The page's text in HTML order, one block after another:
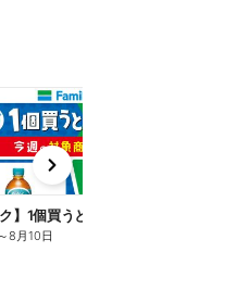
ク】1個買うと1個もらえる/麦茶
～8月10日
e
x
t